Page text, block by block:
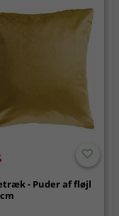
- Puder af fløjl